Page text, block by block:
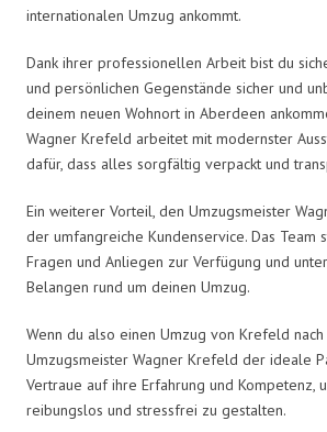
internationalen Umzug ankommt.
Dank ihrer professionellen Arbeit bist du
und persönlichen Gegenstände sicher und
deinem neuen Wohnort in Aberdeen
Wagner Krefeld arbeitet mit modernster
dafür, dass alles sorgfältig verpackt und
Ein weiterer Vorteil, den Umzugsmeister
der umfangreiche Kundenservice. Das
Fragen und Anliegen zur Verfügung und
Belangen rund um deinen Umzug.
Wenn du also einen Umzug von Krefeld
Umzugsmeister Wagner Krefeld der ideale
Vertraue auf ihre Erfahrung und Kompetenz,
reibungslos und stressfrei zu gestalten.